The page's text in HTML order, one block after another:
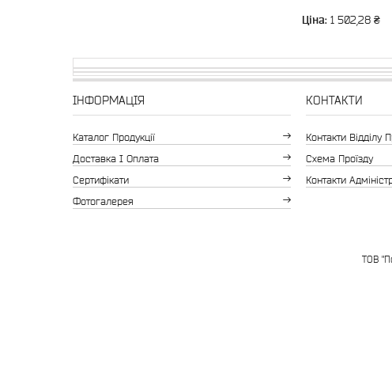
Ціна: 1 502,28 ₴
ІНФОРМАЦІЯ
Каталог Продукції
Доставка І Оплата
Сертифікати
Фотогалерея
КОНТАКТИ
Контакти Відділу
Схема Проїзду
Контакти